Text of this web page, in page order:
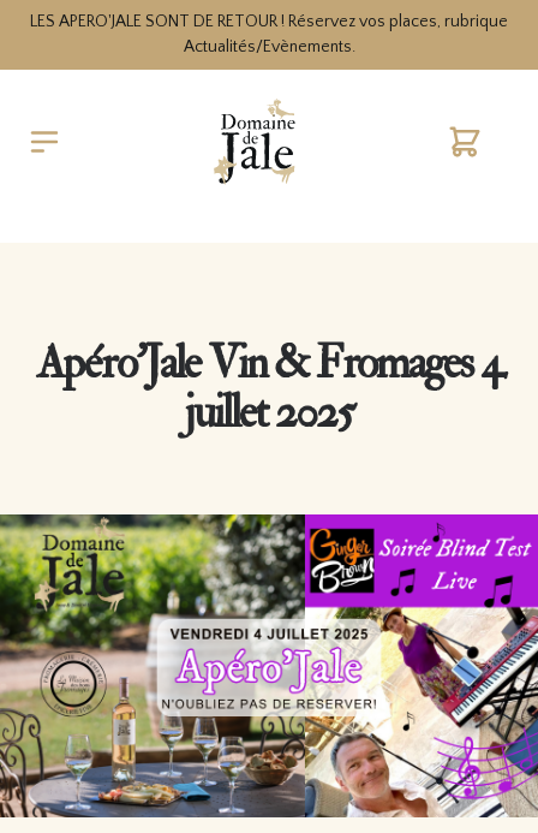
LES APERO'JALE SONT DE RETOUR ! Réservez vos places, rubrique
Actualités/Evènements.
Cart
Apéro’Jale Vin & Fromages 4
juillet 2025